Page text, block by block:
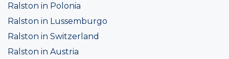
Ralston in Polonia
Ralston in Lussemburgo
Ralston in Switzerland
Ralston in Austria